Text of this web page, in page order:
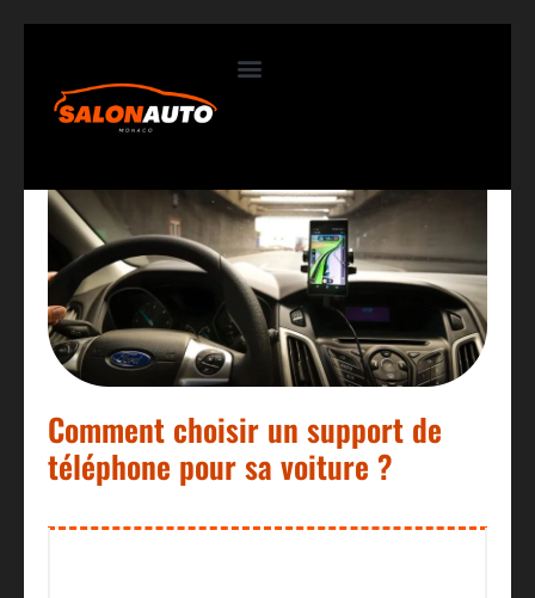
Comment choisir un support de
téléphone pour sa voiture ?